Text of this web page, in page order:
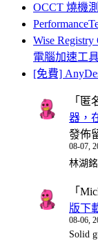
OCCT 燒機
Wise
電腦加速工
[免費]
「 匿
器，
發佈
08-07,
林湖
「
版下
08-06,
Solid